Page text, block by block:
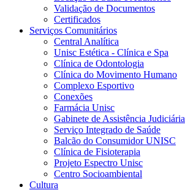
Validação de Documentos
Certificados
Serviços Comunitários
Central Analítica
Unisc Estética - Clínica e Spa
Clínica de Odontologia
Clínica do Movimento Humano
Complexo Esportivo
Conexões
Farmácia Unisc
Gabinete de Assistência Judiciária
Serviço Integrado de Saúde
Balcão do Consumidor UNISC
Clínica de Fisioterapia
Projeto Espectro Unisc
Centro Socioambiental
Cultura